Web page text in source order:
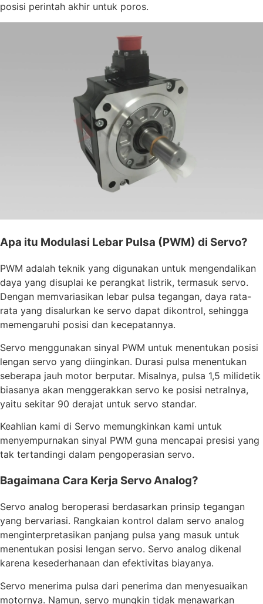
posisi perintah akhir untuk poros.
Apa itu Modulasi Lebar Pulsa (PWM) di Servo?
PWM adalah teknik yang digunakan untuk mengendalikan
daya yang disuplai ke perangkat listrik, termasuk servo.
Dengan memvariasikan lebar pulsa tegangan, daya rata-
rata yang disalurkan ke servo dapat dikontrol, sehingga
memengaruhi posisi dan kecepatannya.
Servo menggunakan sinyal PWM untuk menentukan posisi
lengan servo yang diinginkan. Durasi pulsa menentukan
seberapa jauh motor berputar. Misalnya, pulsa 1,5 milidetik
biasanya akan menggerakkan servo ke posisi netralnya,
yaitu sekitar 90 derajat untuk servo standar.
Keahlian kami di Servo memungkinkan kami untuk
menyempurnakan sinyal PWM guna mencapai presisi yang
tak tertandingi dalam pengoperasian servo.
Bagaimana Cara Kerja Servo Analog?
Servo analog beroperasi berdasarkan prinsip tegangan
yang bervariasi. Rangkaian kontrol dalam servo analog
menginterpretasikan panjang pulsa yang masuk untuk
menentukan posisi lengan servo. Servo analog dikenal
karena kesederhanaan dan efektivitas biayanya.
Servo menerima pulsa dari penerima dan menyesuaikan
motornya. Namun, servo mungkin tidak menawarkan